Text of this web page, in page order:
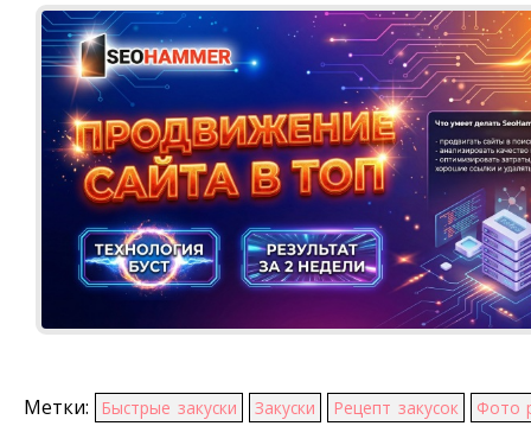
Метки: Быстрые закуски Закуски Рецепт закусок Фото